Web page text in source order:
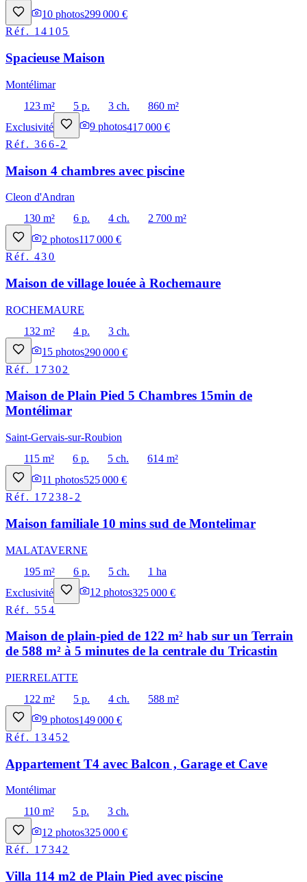
10 photos299 000 €
Réf. 14105
Spacieuse Maison
Montélimar
123 m²
5 p. 3 ch.
860 m²
Exclusivité
9 photos417 000 €
Réf.366-2
Maison 4 chambres avec piscine
Cleon d'Andran
130 m²
6 p. 4 ch.
2 700 m²
2 photos117 000 €
Réf.430
Maison de village louée à Rochemaure
ROCHEMAURE
132 m²
4 p.
3 ch.
15 photos290 000 €
Réf. 17302
Maison de Plain Pied 5 Chambres 15min de
Montélimar
Saint-Gervais-sur-Roubion
115 m²
6 p. 5 ch.
614 m²
11 photos525 000 €
Réf. 17238-2
Maison familiale 10 mins sud de Montelimar
MALATAVERNE
195 m²
6 p. 5 ch.
1 ha
Exclusivité
12 photos325 000 €
Réf. 554
Maison de plain-pied de 122 m² hab sur un Terrain
de 588 m² à 5 minutes de la centrale du Tricastin
PIERRELATTE
122 m²
5 p. 4 ch.
588 m²
9 photos149 000 €
Réf. 13452
Appartement T4 avec Balcon , Garage et Cave
Montélimar
110 m²
5 p.
3 ch.
12 photos325 000 €
Réf. 17342
Villa 114 m2 de Plain Pied avec piscine